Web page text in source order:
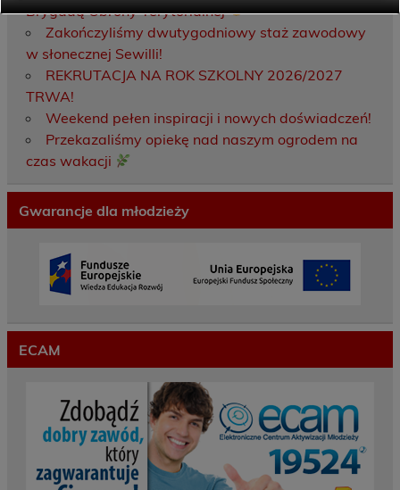
Brygadą Obrony Terytorialnej
Zakończyliśmy dwutygodniowy staż zawodowy
w słonecznej Sewilli!
REKRUTACJA NA ROK SZKOLNY 2026/2027
TRWA!
Weekend pełen inspiracji i nowych doświadczeń!
Przekazaliśmy opiekę nad naszym ogrodem na
czas wakacji
Gwarancje dla młodzieży
ECAM